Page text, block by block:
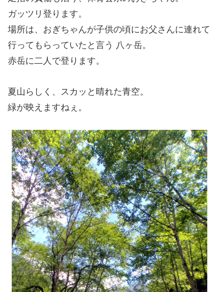
ガッツリ登ります。
場所は、おぎちゃんが子供の頃にお父さんに連れて
行ってもらっていたと言う 八ヶ岳。
赤岳に二人で登ります。
夏山らしく、スカッと晴れた青空。
緑が映えますねぇ。